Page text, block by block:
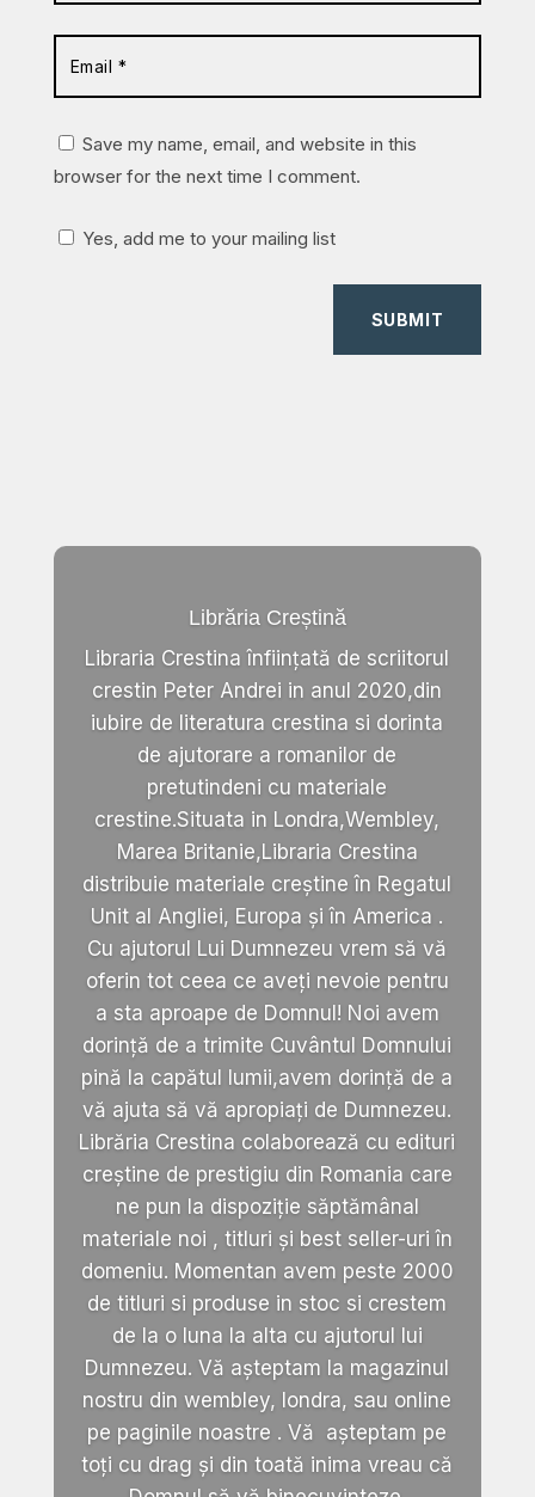
Save my name, email, and website in this
browser for the next time I comment.
Yes, add me to your mailing list
SUBMIT
Librăria Creștină
Libraria Crestina înființată de scriitorul
crestin Peter Andrei in anul 2020,din
iubire de literatura crestina si dorinta
de ajutorare a romanilor de
pretutindeni cu materiale
crestine.Situata in Londra,Wembley,
Marea Britanie,Libraria Crestina
distribuie materiale creștine în Regatul
Unit al Angliei, Europa și în America .
Cu ajutorul Lui Dumnezeu vrem să vă
oferin tot ceea ce aveți nevoie pentru
a sta aproape de Domnul! Noi avem
dorință de a trimite Cuvântul Domnului
pină la capătul lumii,avem dorință de a
vă ajuta să vă apropiați de Dumnezeu.
Librăria Crestina colaborează cu edituri
creștine de prestigiu din Romania care
ne pun la dispoziție săptămânal
materiale noi , titluri și best seller-uri în
domeniu. Momentan avem peste 2000
de titluri si produse in stoc si crestem
de la o luna la alta cu ajutorul lui
Dumnezeu. Vă așteptam la magazinul
nostru din wembley, londra, sau online
pe paginile noastre . Vă așteptam pe
toți cu drag și din toată inima vreau că